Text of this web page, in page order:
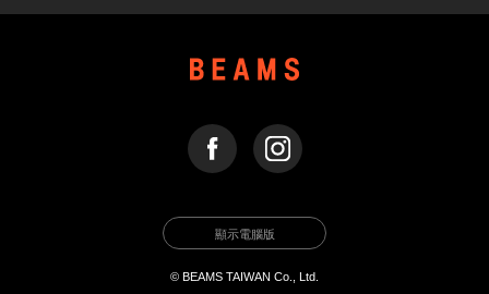
顯示電腦版
© BEAMS TAIWAN Co., Ltd.